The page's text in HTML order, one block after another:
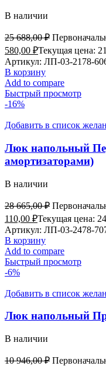
В наличии
25 688,00₽
580,00 ₽Текущая цена:
Артикул: ЛП-03-2178-
В корзину
Add to compare
Быстрый просмотр
-16%
Добавить в список
Люк напольный
амортизаторами)
В наличии
28 665,00₽
110,00 ₽Текущая цена:
Артикул: ЛП-03-2478-
В корзину
Add to compare
Быстрый просмотр
-6%
Добавить в список
Люк напольный
В наличии
10 946,00₽